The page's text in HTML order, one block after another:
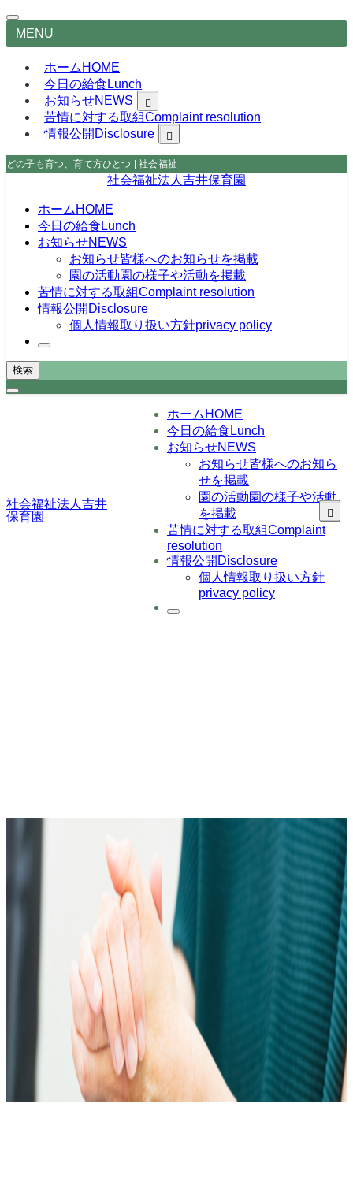
MENU
ホーム HOME
今日の給食 Lunch
お知らせNEWS
皆様へのお知らせを掲載
園の様子や活動を掲載
苦情に対する取組Complaint resolution
情報公開 Disclosure
どの子も育つ、育て方ひとつ | 社会福祉法人吉井保育園
社会福祉法人吉井保育園
ホーム HOME
今日の給食 Lunch
お知らせNEWS
お知らせ皆様へのお知らせを掲載
園の活動園の様子や活動を掲載
苦情に対する取組Complaint resolution
情報公開 Disclosure
個人情報取り扱い方針privacy policy
検索
社会福祉法人吉井
保育園
ホーム HOME
今日の給食 Lunch
お知らせNEWS
お知らせ皆様へのお知ら
せを掲載
園の活動園の様子や活動
を掲載
苦情に対する取組Complaint
resolution
情報公開 Disclosure
個人情報取り扱い方針
privacy policy